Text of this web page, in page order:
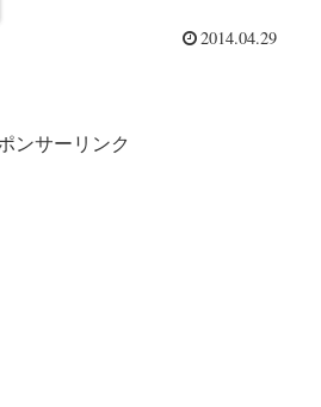
2014.04.29
ンサーリンク